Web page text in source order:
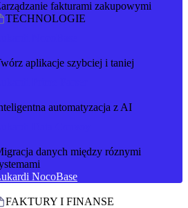
fakturami zakupowymi
TECHNOLOGIE
aplikacje szybciej i taniej
automatyzacja z AI
danych między róznymi
NocoBase
FAKTURY I FINANSE